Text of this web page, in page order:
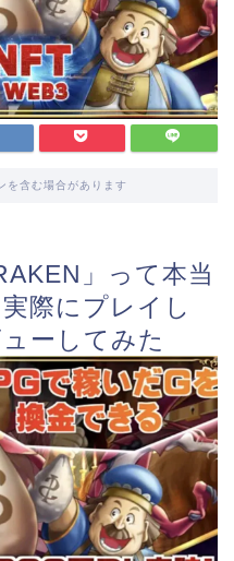
を含む場合があります
」って本当
際にプレイし
ーしてみた